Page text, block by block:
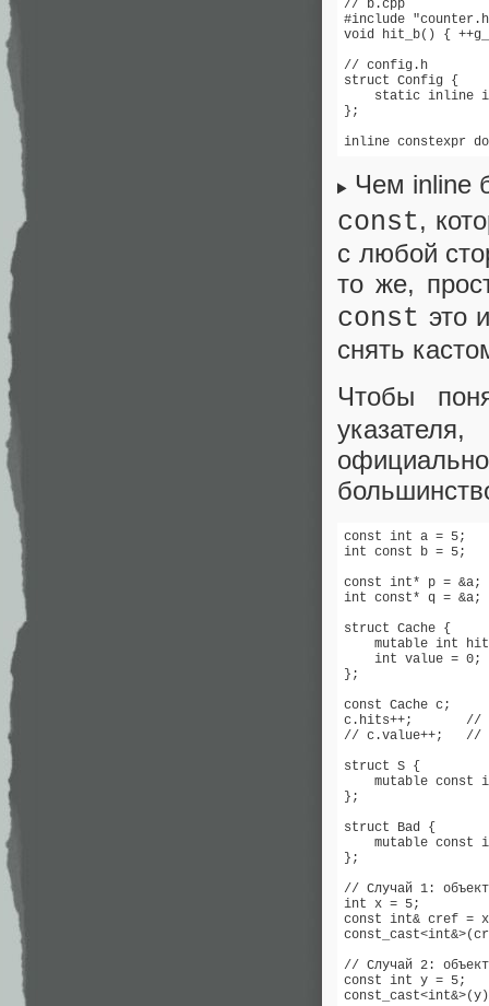
// b.cpp
#include
void hit_b() {
// config.h
struct Config {
static inline
};
inline constexpr
Чем inline
const,
с любой
то же,
const это
снять
Чтобы
const int a = 5;
int const b = 5;   //
const int* p = &a;
int const* q = &a;
struct Cache {
mutable int
    int value = 0;
};
const Cache c;
c.hits++;       //
// c.value++;   //
struct S {
mutable const
};
struct Bad {
mutable const
};
// Случай 1:
int x = 5;
const int& cref =
// Случай 2:
const int y = 5;